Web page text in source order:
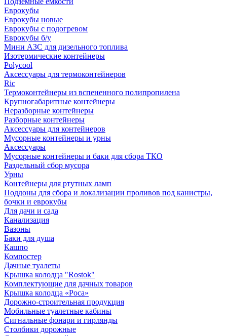
Еврокубы
Еврокубы новые
Еврокубы с подогревом
Еврокубы б/у
Мини АЗС для дизельного топлива
Изотермические контейнеры
Polycool
Аксессуары для термоконтейнеров
Ric
Термоконтейнеры из вспененного полипропилена
Крупногабаритные контейнеры
Неразборные контейнеры
Разборные контейнеры
Аксессуары для контейнеров
Мусорные контейнеры и урны
Аксессуары
Мусорные контейнеры и баки для сбора ТКО
Раздельный сбор мусора
Урны
Контейнеры для ртутных ламп
Поддоны для сбора и локализации проливов под канистры,
бочки и еврокубы
Для дачи и сада
Канализация
Вазоны
Баки для душа
Кашпо
Компостер
Дачные туалеты
Крышка колодца "Rostok"
Комплектующие для дачных товаров
Крышка колодца «Роса»
Дорожно-строительная продукция
Мобильные туалетные кабины
Сигнальные фонари и гирлянды
Столбики дорожные